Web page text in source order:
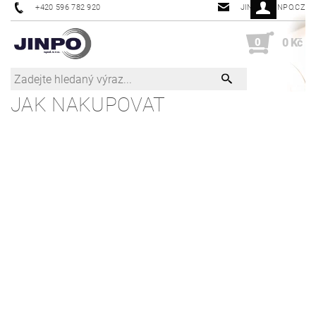
+420 596 782 920 JINPO@JINPO.CZ
0 0 Kč
JAK NAKUPOVAT